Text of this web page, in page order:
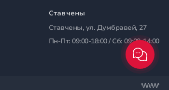
Ставчены
Ставчены, ул. Думбравей, 27
Пн-Пт: 09:00-18:00 / Сб: 09:00-14:00